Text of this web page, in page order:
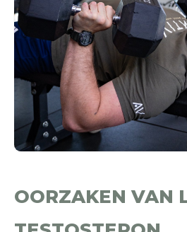
OORZAKEN VAN